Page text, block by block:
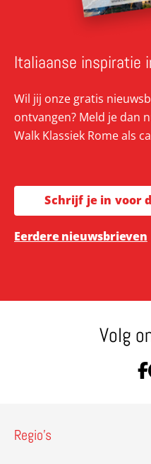
Italiaanse inspiratie
Wil jij onze gratis
ontvangen? Meld je dan
Walk Klassiek Rome als
Schrijf je in voor
Eerdere nieuwsbrieven
Volg
Regio’s